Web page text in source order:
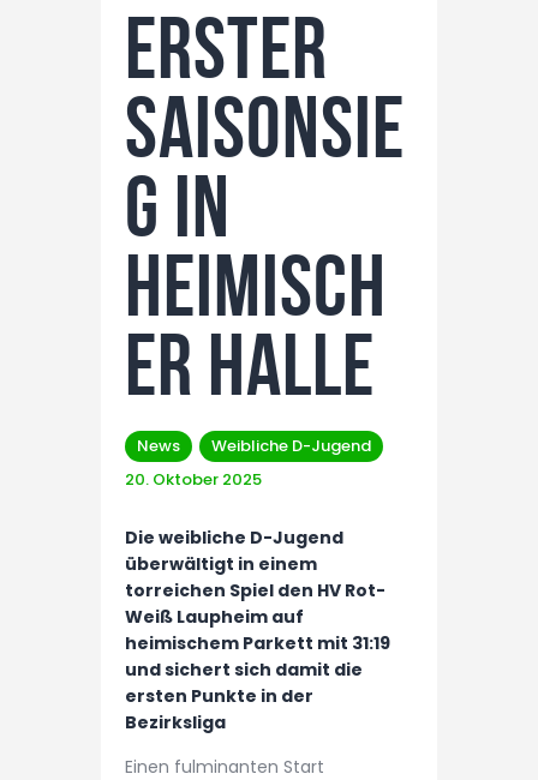
Gallerie
Shop
Erster
Saisonsie
g in
heimisch
er Halle
News
Weibliche D-Jugend
20. Oktober 2025
Die weibliche D-Jugend
überwältigt in einem
torreichen Spiel den HV Rot-
Weiß Laupheim auf
heimischem Parkett mit 31:19
und sichert sich damit die
ersten Punkte in der
Bezirksliga
Einen fulminanten Start